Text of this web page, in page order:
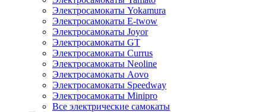
Электросамокаты Yokamura
Электросамокаты E-twow
Электросамокаты Joyor
Электросамокаты GT
Электросамокаты Currus
Электросамокаты Neoline
Электросамокаты Aovo
Электросамокаты Speedway
Электросамокаты Minipro
Все электрические самокаты